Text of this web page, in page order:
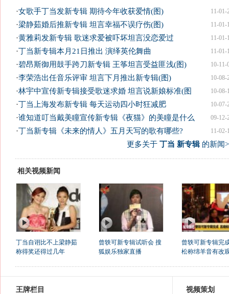
11-01-
·女歌手丁当发新专辑 期待今年收获爱情(图)
11-01-
·梁静茹婚后推新专辑 坦言幸福不误疗伤(图)
11-01-
·黄雅莉发新专辑 歌迷求爱被吓坏坦言没恋爱过
11-01-
·丁当新专辑本月21日推出 演绎英伦舞曲
10-11-
·碧昂斯御用鼓手跨刀新专辑 王筝坦言受益匪浅(图)
10-08-
·李荣浩出任音乐评审 坦言下月推出新专辑(图)
10-08-
·林宇中宣传新专辑接受歌迷求婚 坦言说新娘标准(图
10-07-
·丁当上海发布新专辑 每天运动四小时狂减肥
09-12-
·谁知道叮当戴美瞳宣传新专辑《夜猫》的美瞳是什么
11-02-
·丁当新专辑《未来的情人》五月天写的歌有哪些?
更多关于 丁当 新专辑的新闻
相关视频新闻
丁当自诩比不上梁静茹
称得奖还得过几年
曾轶可新专辑试听会 搜
狐娱乐独家直播
曾轶可新专辑完
松称绵羊音有改
王牌栏目 视频策划